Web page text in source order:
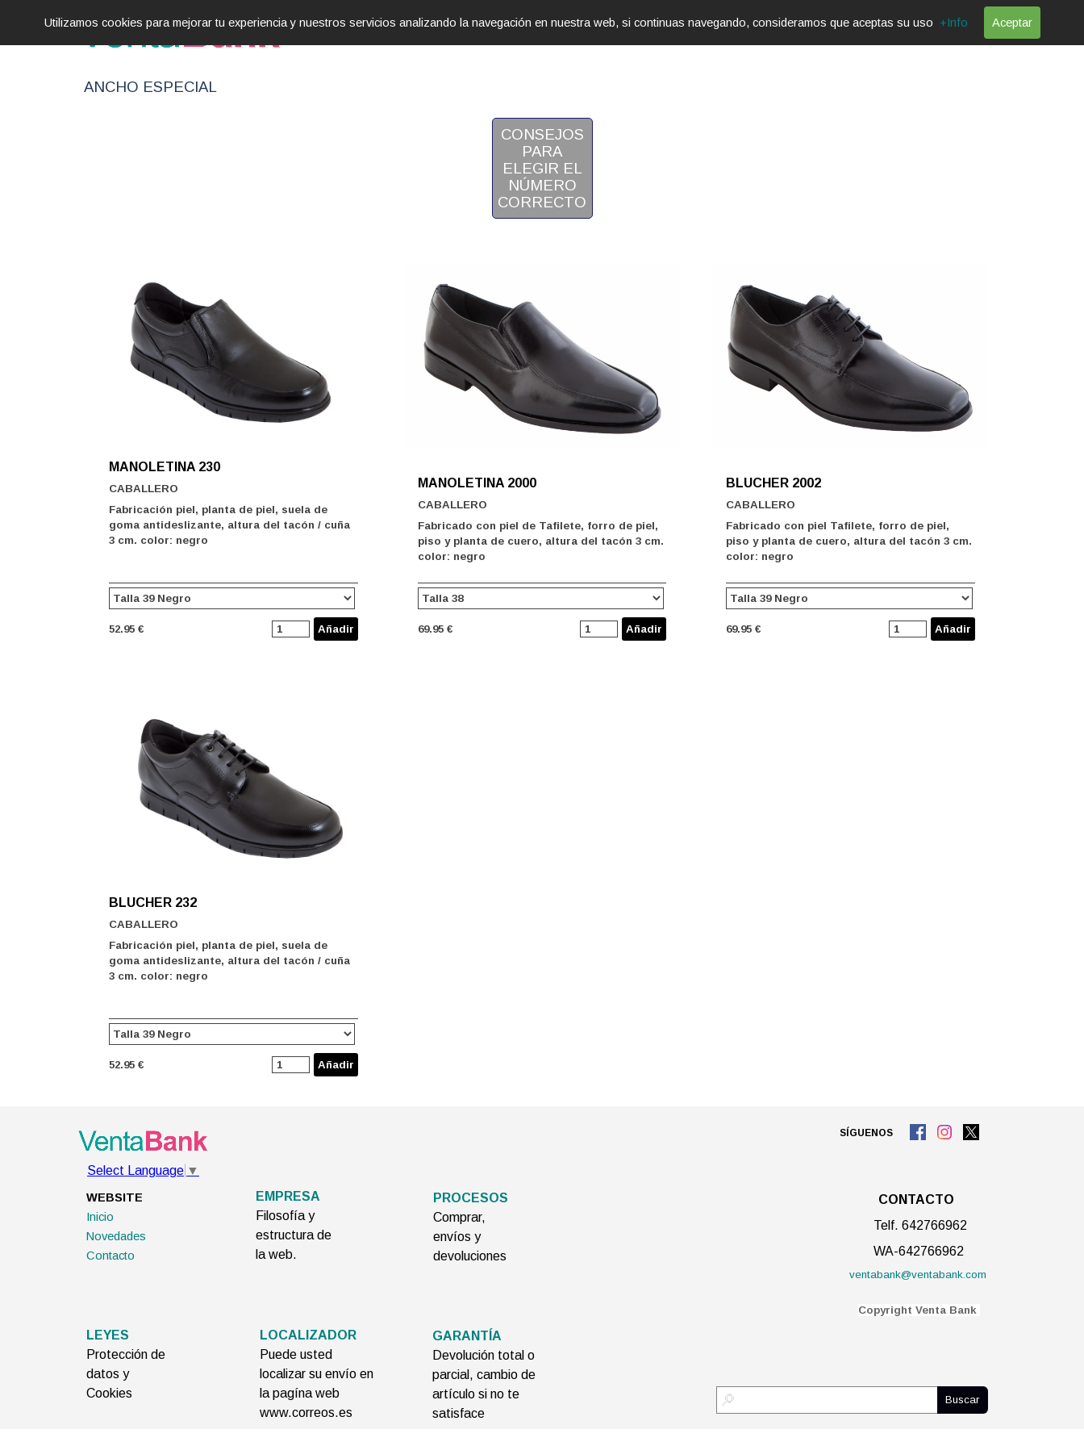
Utilizamos cookies para mejorar tu experiencia y nuestros servicios analizando la navegación en nuestra web, si continuas navegando, consideramos que aceptas su uso +Info Aceptar
AVANCE COLECCIONES INFÓRMATE CONTACTO CARRITO
ANCHO ESPECIAL
CONSEJOS
PARA
ELEGIR EL
NÚMERO
CORRECTO
BLUCHER 2002
CABALLERO
Fabricado con piel Tafilete, forro de piel,
piso y planta de cuero, altura del tacón 3 cm.
color: negro
69.95 € Añadir
MANOLETINA 2000
CABALLERO
Fabricado con piel de Tafilete, forro de piel,
piso y planta de cuero, altura del tacón 3 cm.
color: negro
69.95 € Añadir
MANOLETINA 230
CABALLERO
Fabricación piel, planta de piel, suela de
goma antideslizante, altura del tacón / cuña
3 cm. color: negro
52.95 € Añadir
BLUCHER 232
CABALLERO
Fabricación piel, planta de piel, suela de
goma antideslizante, altura del tacón / cuña
3 cm. color: negro
52.95 € Añadir
SÍGUENOS
WEBSITE
Inicio
Novedades
Contacto
EMPRESA
Filosofía y
estructura de
la web.
PROCESOS
Comprar,
envíos y
devoluciones
Copyright Venta Bank
CONTACTO
Telf. 642766962
WA-642766962
ventabank@ventabank.com
Buscar
LEYES
Protección de
datos y
Cookies
LOCALIZADOR
Puede usted
localizar su envío en
la pagína web
www.correos.es
GARANTÍA
Devolución total o
parcial, cambio de
artículo si no te
satisface
Select Language ▼